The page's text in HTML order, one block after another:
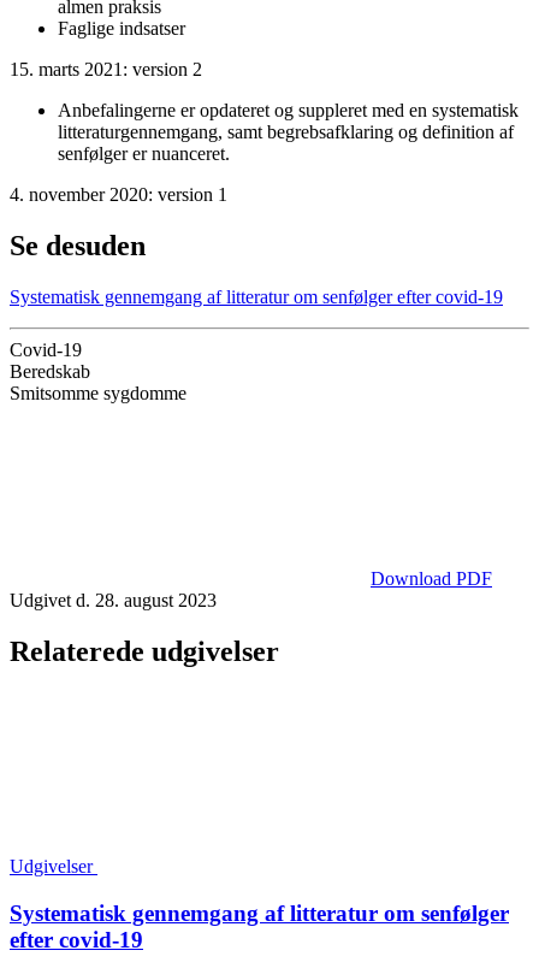
almen praksis
Faglige indsatser
15. marts 2021: version 2
Anbefalingerne er opdateret og suppleret med en systematisk
litteraturgennemgang, samt begrebsafklaring og definition af
senfølger er nuanceret.
4. november 2020: version 1
Se desuden
Systematisk gennemgang af litteratur om senfølger efter covid-19
Covid-19
Beredskab
Smitsomme sygdomme
Download PDF
Udgivet d. 28. august 2023
Relaterede udgivelser
Udgivelser
Systematisk gennemgang af litteratur om senfølger
efter covid-19